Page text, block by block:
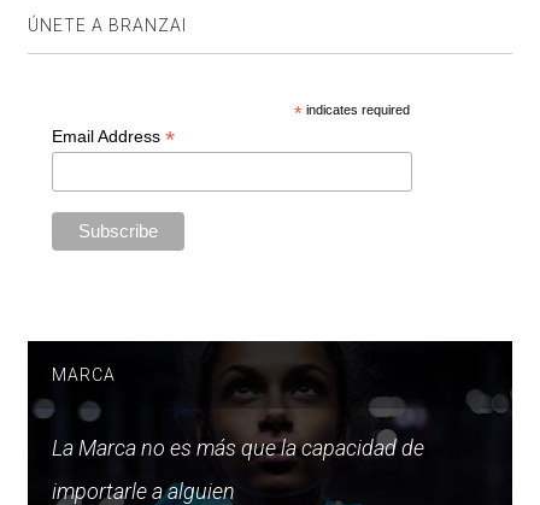
ÚNETE A BRANZAI
* indicates required
Email Address *
MARCA
La Marca no es más que la capacidad de
importarle a alguien